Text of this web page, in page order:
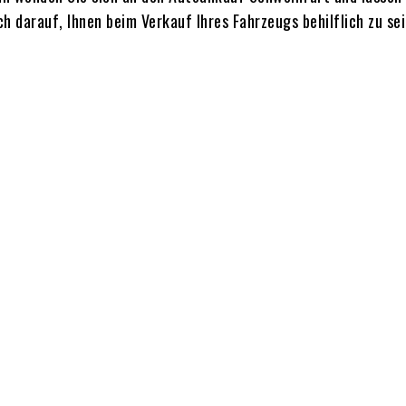
Ihnen beim Verkauf Ihres Fahrzeugs behilflich zu